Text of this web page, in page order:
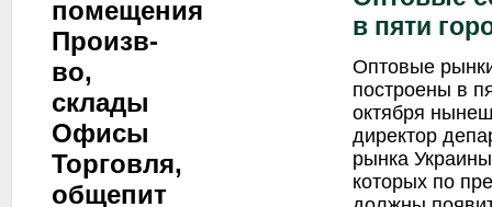
помещения
Произв-
во,
склады
Офисы
Торговля,
общепит
в пяти
Оптовые
построены в
октября
директор
рынка
которых по